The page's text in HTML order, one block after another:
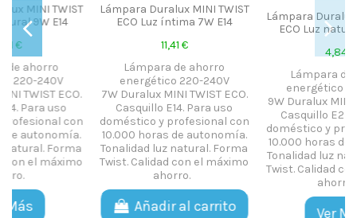
Lámpara Duralux MINI TWIST
ECO Luz íntima 7W E14
Lámpara de ahorro
energético 220-240V
7W Duralux MINI TWIST ECO.
Casquillo E14. Para uso
doméstico y profesional con
10.000 horas de autonomía.
Tonalidad luz natural. Forma
Twist. Calidad con el máximo
Añadir al carrito
Lámpara Duralux MINI TWIST
ECO Luz natural 9W E27
Lámpara de ahorro
energético 220-240V
9W Duralux MINI TWIST ECO.
Casquillo E27. Para uso
doméstico y profesional con
10.000 horas de autonomía.
Tonalidad luz natural. Forma
Twist. Calidad con el máximo
Ver Más